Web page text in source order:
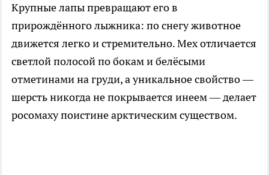
Крупные лапы превращают его в
прирождённого лыжника: по снегу животное
движется легко и стремительно. Мех отличается
светлой полосой по бокам и белёсыми
отметинами на груди, а уникальное свойство —
шерсть никогда не покрывается инеем — делает
росомаху поистине арктическим существом.